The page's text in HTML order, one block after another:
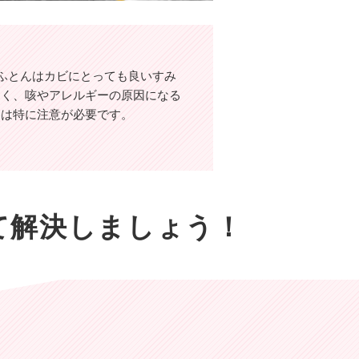
とんはカビにとっても良いすみ
、咳やアレルギーの原因になる
特に注意が必要です。
決しましょう！